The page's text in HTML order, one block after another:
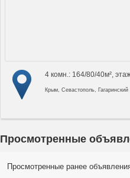
4 комн.: 164/80/40м²,
Крым, Севастополь,
Просмотренные
Просмотренные ранее